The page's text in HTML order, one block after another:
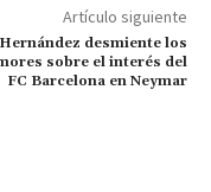
Artículo siguiente
desmiente los
sobre el interés del
FC Barcelona en Neymar